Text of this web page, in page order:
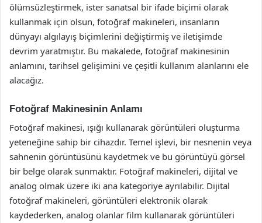
ölümsüzleştirmek, ister sanatsal bir ifade biçimi olarak
kullanmak için olsun, fotoğraf makineleri, insanların
dünyayı algılayış biçimlerini değiştirmiş ve iletişimde
devrim yaratmıştır. Bu makalede, fotoğraf makinesinin
anlamını, tarihsel gelişimini ve çeşitli kullanım alanlarını ele
alacağız.
Fotoğraf Makinesinin Anlamı
Fotoğraf makinesi, ışığı kullanarak görüntüleri oluşturma
yeteneğine sahip bir cihazdır. Temel işlevi, bir nesnenin veya
sahnenin görüntüsünü kaydetmek ve bu görüntüyü görsel
bir belge olarak sunmaktır. Fotoğraf makineleri, dijital ve
analog olmak üzere iki ana kategoriye ayrılabilir. Dijital
fotoğraf makineleri, görüntüleri elektronik olarak
kaydederken, analog olanlar film kullanarak görüntüleri